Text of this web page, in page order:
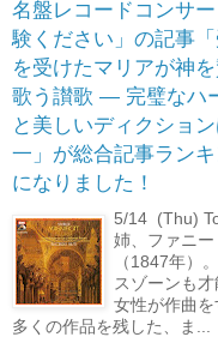
名盤レコードコンサ
験ください」の記事
を受けたマリアが神
歌う讃歌 ― 完璧なハ
と美しいディクショ
一」が総合記事ラン
になりました！
5/14 (Thu)
姉、ファニ
（1847年）
スゾーンも
女性が作曲
多くの作品を残した、ま...